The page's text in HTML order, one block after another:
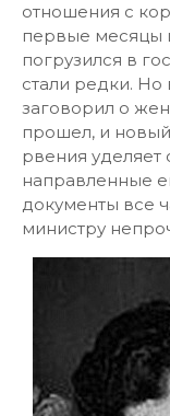
отношения с
первые месяцы
погрузился в
стали редки. Но
заговорил о
прошел, и
рвения
направленные
документы все
министру